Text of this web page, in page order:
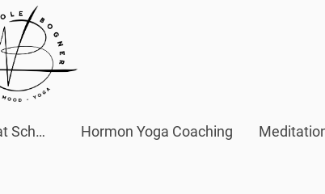
Yoga Soul Retreat Schwarzwald Hormon Yoga Coaching